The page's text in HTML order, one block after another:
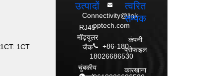
1CT: 1CT
उत्पादों
RJ45
मॉड्यूलर
जैक
चुंबकीय
Connectivity@link-
pptech.com
+86-180-
18026686530
त्वरित
सम्पक
कंपनी
प्रोफाइल
कारखाना